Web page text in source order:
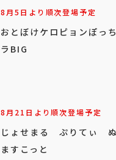
8月5日より順次登場予定
おとぼけケロピョンぽっ
ラBIG
8月21日より順次登場予定
じょせまる ぷりてぃ
ますこっと